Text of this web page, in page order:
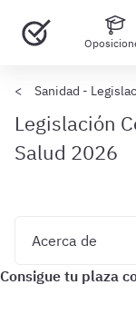
Sanidad -
Legislación
Salud 2026